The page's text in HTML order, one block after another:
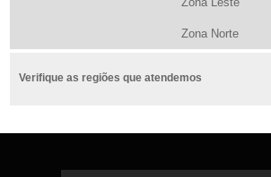
Zona Norte
Verifique as regiões que atendemos